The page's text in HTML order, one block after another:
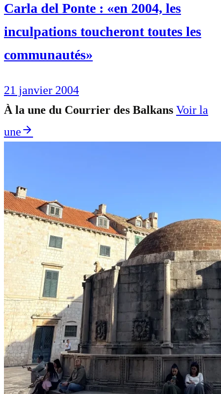
Carla del Ponte : «en 2004, les
inculpations toucheront toutes les
communautés»
21 janvier 2004
À la une du Courrier des Balkans Voir la
une